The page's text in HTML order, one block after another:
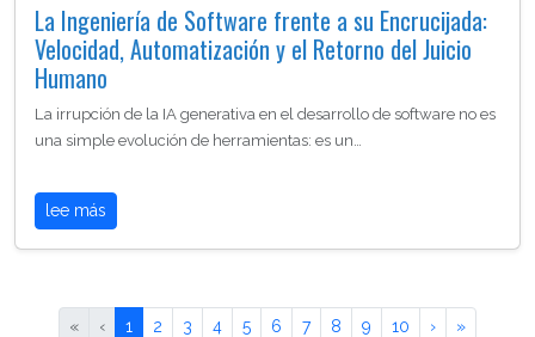
La Ingeniería de Software frente a su Encrucijada:
Velocidad, Automatización y el Retorno del Juicio
Humano
La irrupción de la IA generativa en el desarrollo de software no es
una simple evolución de herramientas: es un…
lee más
« ‹ 1 2 3 4 5 6 7 8 9 10 › »